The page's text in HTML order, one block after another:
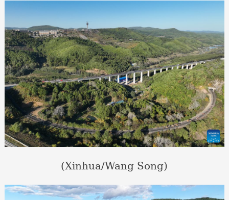
(Xinhua/Wang Song)